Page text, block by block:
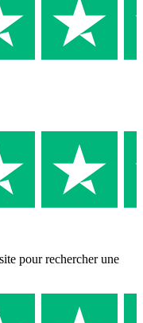
pour rechercher une